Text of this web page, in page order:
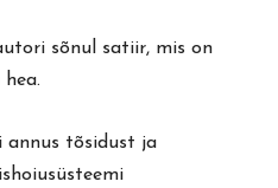
sõnul satiir, mis on
annus tõsidust ja